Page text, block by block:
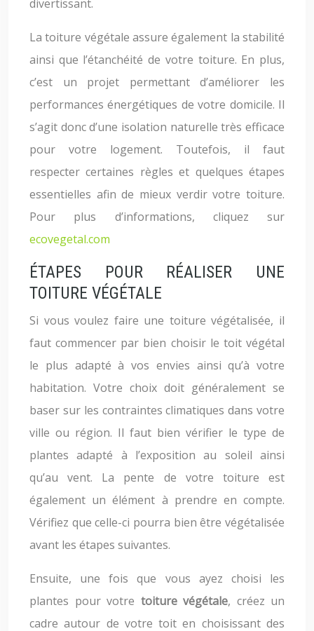
divertissant.
La toiture végétale assure également la stabilité
ainsi que l’étanchéité de votre toiture. En plus,
c’est un projet permettant d’améliorer les
performances énergétiques de votre domicile. Il
s’agit donc d’une isolation naturelle très efficace
pour votre logement. Toutefois, il faut
respecter certaines règles et quelques étapes
essentielles afin de mieux verdir votre toiture.
Pour plus d’informations, cliquez sur
ecovegetal.com
ÉTAPES POUR RÉALISER UNE
TOITURE VÉGÉTALE
Si vous voulez faire une toiture végétalisée, il
faut commencer par bien choisir le toit végétal
le plus adapté à vos envies ainsi qu’à votre
habitation. Votre choix doit généralement se
baser sur les contraintes climatiques dans votre
ville ou région. Il faut bien vérifier le type de
plantes adapté à l’exposition au soleil ainsi
qu’au vent. La pente de votre toiture est
également un élément à prendre en compte.
Vérifiez que celle-ci pourra bien être végétalisée
avant les étapes suivantes.
Ensuite, une fois que vous ayez choisi les
plantes pour votre toiture végétale, créez un
cadre autour de votre toit en choisissant des